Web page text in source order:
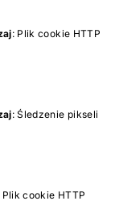
: Plik cookie HTTP
: Śledzenie pikseli
Plik cookie HTTP